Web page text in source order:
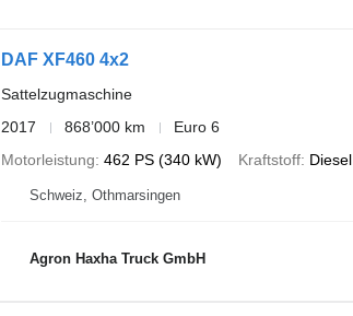
DAF XF460 4x2
Sattelzugmaschine
2017
868’000 km
Euro 6
Motorleistung 462 PS (340 kW) Kraftstoff Diesel
Schweiz, Othmarsingen
Agron Haxha Truck GmbH